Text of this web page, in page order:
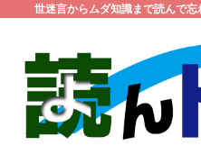
世迷言からムダ知識まで読んで忘